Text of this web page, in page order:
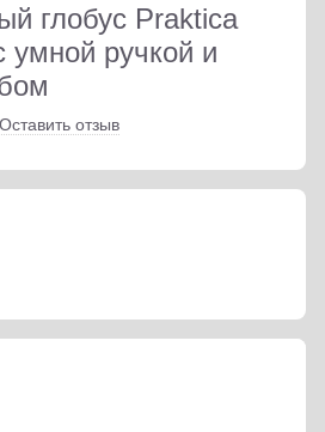
глобус Praktica
умной ручкой и
Оставить отзыв